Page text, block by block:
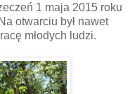
1 maja 2015 roku
otwarciu był nawet
młodych ludzi.